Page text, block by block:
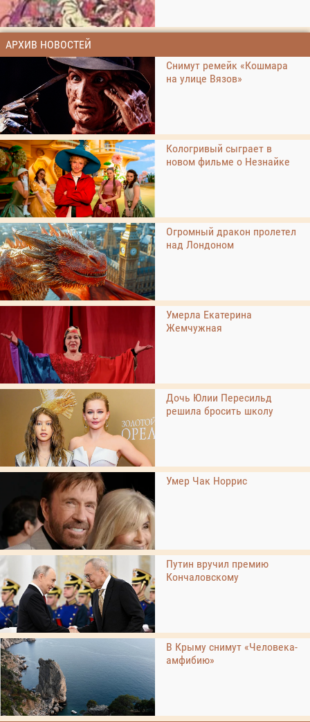
АРХИВ НОВОСТЕЙ
Снимут ремейк «Кошмара
на улице Вязов»
Кологривый сыграет в
новом фильме о Незнайке
Огромный дракон пролетел
над Лондоном
Умерла Екатерина
Жемчужная
Дочь Юлии Пересильд
решила бросить школу
Умер Чак Норрис
Путин вручил премию
Кончаловскому
В Крыму снимут «Человека-
амфибию»